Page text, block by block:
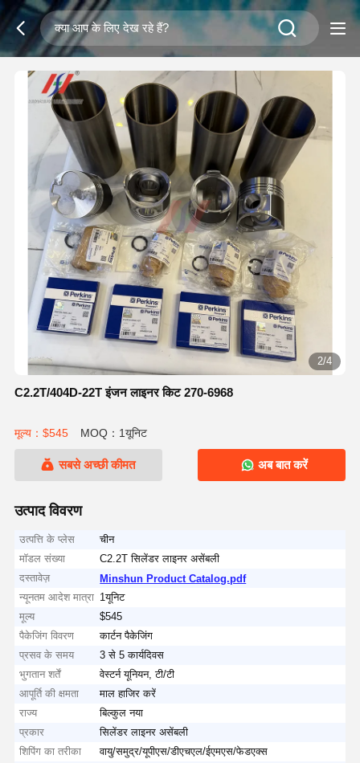
2/4
C2.2T/404D-22T इंजन लाइनर किट 270-6968
मूल्य：$545 MOQ：1यूनिट
सबसे अच्छी कीमत अब बात करें
उत्पाद विवरण
उत्पत्ति के प्लेस
चीन
मॉडल संख्या
C2.2T सिलेंडर लाइनर असेंबली
दस्तावेज़
Minshun Product Catalog.pdf
न्यूनतम आदेश मात्रा 1यूनिट
मूल्य
$545
पैकेजिंग विवरण
कार्टन पैकेजिंग
प्रसव के समय
3 से 5 कार्यदिवस
भुगतान शर्तें
वेस्टर्न यूनियन, टी/टी
आपूर्ति की क्षमता
माल हाजिर करें
राज्य
बिल्कुल नया
प्रकार
सिलेंडर लाइनर असेंबली
शिपिंग का तरीका
वायु/समुद्र/यूपीएस/डीएचएल/ईएमएस/फेडएक्स